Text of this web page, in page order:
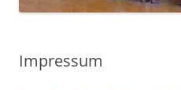
Impressum